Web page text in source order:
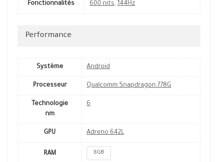
Fonctionnalités 600 nits, 144Hz
Performance
Système Android
Processeur Qualcomm Snapdragon 778G
Technologie
nm
6
GPU Adreno 642L
RAM 8GB